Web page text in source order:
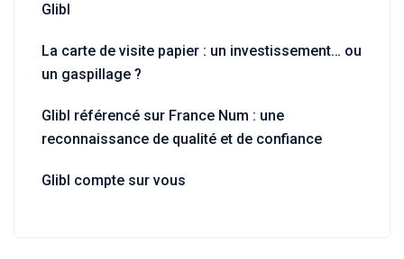
Glibl
La carte de visite papier : un investissement… ou
un gaspillage ?
Glibl référencé sur France Num : une
reconnaissance de qualité et de confiance
Glibl compte sur vous